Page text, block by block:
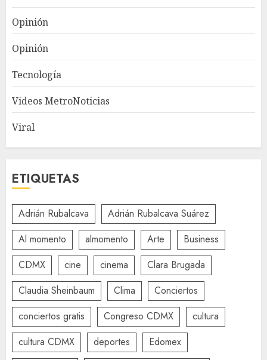
Opinión
Opinión
Tecnología
Videos MetroNoticias
Viral
ETIQUETAS
Adrián Rubalcava
Adrián Rubalcava Suárez
Al momento
almomento Arte
Business
CDMX
cine cinema
Clara Brugada
Claudia Sheinbaum
Clima
Conciertos
conciertos gratis
Congreso CDMX
cultura
cultura CDMX
deportes
Edomex